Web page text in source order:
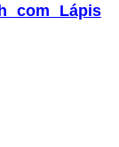
com Lápis